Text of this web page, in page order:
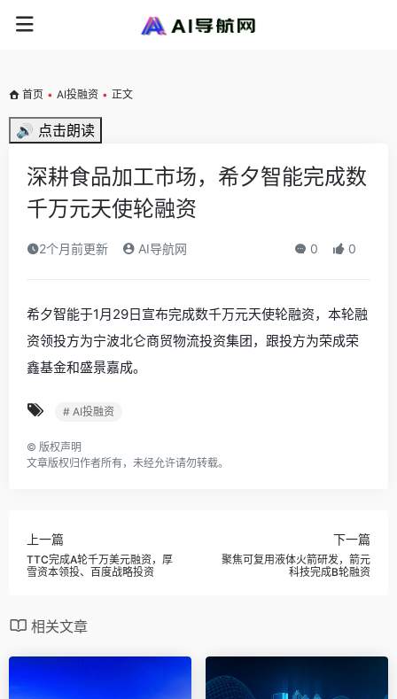
首页 • AI投融资 • 正文
🔊 点击朗读
深耕食品加工市场，希夕智能完成数
千万元天使轮融资
2个月前更新 AI导航网 0 0
希夕智能于1月29日宣布完成数千万元天使轮融资，本轮融
资领投方为宁波北仑商贸物流投资集团，跟投方为荣成荣
鑫基金和盛景嘉成。
# AI投融资
© 版权声明
文章版权归作者所有，未经允许请勿转载。
上一篇
TTC完成A轮千万美元融资，厚
雪资本领投、百度战略投资
下一篇
聚焦可复用液体火箭研发，箭元
科技完成B轮融资
相关文章